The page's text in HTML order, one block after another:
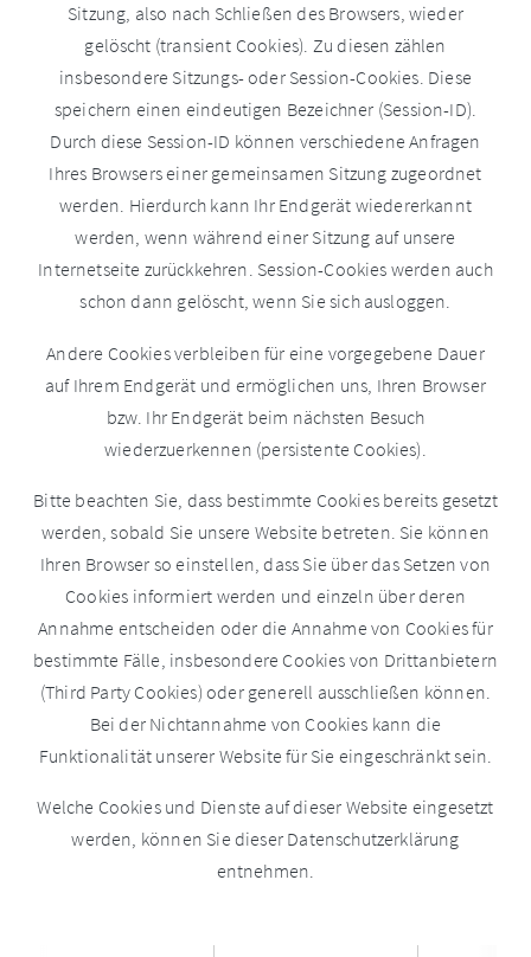
Sitzung, also nach Schließen des Browsers, wieder
gelöscht (transient Cookies). Zu diesen zählen
insbesondere Sitzungs- oder Session-Cookies. Diese
speichern einen eindeutigen Bezeichner (Session-ID).
Durch diese Session-ID können verschiedene Anfragen
Ihres Browsers einer gemeinsamen Sitzung zugeordnet
werden. Hierdurch kann Ihr Endgerät wiedererkannt
werden, wenn während einer Sitzung auf unsere
Internetseite zurückkehren. Session-Cookies werden auch
schon dann gelöscht, wenn Sie sich ausloggen.
Andere Cookies verbleiben für eine vorgegebene Dauer
auf Ihrem Endgerät und ermöglichen uns, Ihren Browser
bzw. Ihr Endgerät beim nächsten Besuch
wiederzuerkennen (persistente Cookies).
Bitte beachten Sie, dass bestimmte Cookies bereits gesetzt
werden, sobald Sie unsere Website betreten. Sie können
Ihren Browser so einstellen, dass Sie über das Setzen von
Cookies informiert werden und einzeln über deren
Annahme entscheiden oder die Annahme von Cookies für
bestimmte Fälle, insbesondere Cookies von Drittanbietern
(Third Party Cookies) oder generell ausschließen können.
Bei der Nichtannahme von Cookies kann die
Funktionalität unserer Website für Sie eingeschränkt sein.
Welche Cookies und Dienste auf dieser Website eingesetzt
werden, können Sie dieser Datenschutzerklärung
entnehmen.